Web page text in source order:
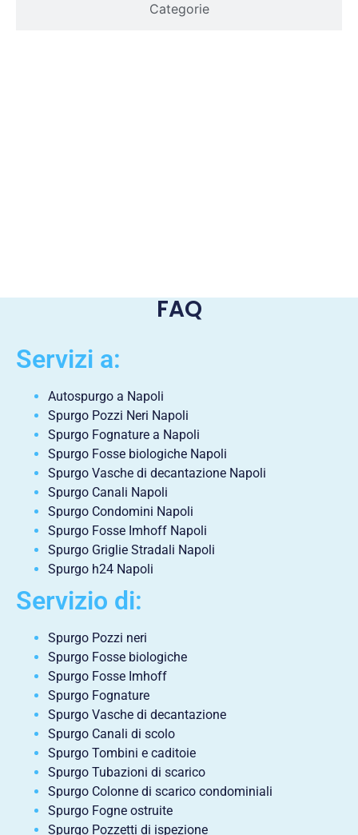
Categorie
FAQ
Servizi a:
Autospurgo a Napoli
Spurgo Pozzi Neri Napoli
Spurgo Fognature a Napoli
Spurgo Fosse biologiche Napoli
Spurgo Vasche di decantazione Napoli
Spurgo Canali Napoli
Spurgo Condomini Napoli
Spurgo Fosse Imhoff Napoli
Spurgo Griglie Stradali Napoli
Spurgo h24 Napoli
Servizio di:
Spurgo Pozzi neri
Spurgo Fosse biologiche
Spurgo Fosse Imhoff
Spurgo Fognature
Spurgo Vasche di decantazione
Spurgo Canali di scolo
Spurgo Tombini e caditoie
Spurgo Tubazioni di scarico
Spurgo Colonne di scarico condominiali
Spurgo Fogne ostruite
Spurgo Pozzetti di ispezione